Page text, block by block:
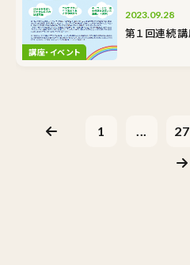
講座・イベント
2023.09.28
第１回連続
1 ... 27